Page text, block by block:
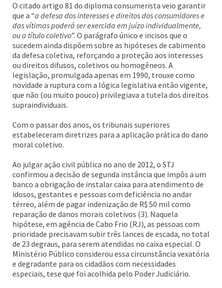
O citado artigo 81 do diploma consumerista veio garantir
que a “a defesa dos interesses e direitos dos consumidores e
das vítimas poderá ser exercida em juízo individualmente,
ou a título coletivo”. O parágrafo único e incisos que o
sucedem ainda dispõem sobre as hipóteses de cabimento
da defesa coletiva, reforçando a proteção aos interesses
ou direitos difusos, coletivos ou homogêneos. A
legislação, promulgada apenas em 1990, trouxe como
novidade a ruptura com a lógica legislativa então vigente,
que não (ou muito pouco) privilegiava a tutela dos direitos
supraindividuais.
Com o passar dos anos, os tribunais superiores
estabeleceram diretrizes para a aplicação prática do dano
moral coletivo.
Ao julgar ação civil pública no ano de 2012, o STJ
confirmou a decisão de segunda instância que impôs a um
banco a obrigação de instalar caixa para atendimento de
idosos, gestantes e pessoas com deficiência no andar
térreo, além de pagar indenização de R$ 50 mil como
reparação de danos morais coletivos (3). Naquela
hipótese, em agência de Cabo Frio (RJ), as pessoas com
prioridade precisavam subir três lances de escada, no total
de 23 degraus, para serem atendidas no caixa especial. O
Ministério Público considerou essa circunstância vexatória
e degradante para os cidadãos com necessidades
especiais, tese que foi acolhida pelo Poder Judiciário.